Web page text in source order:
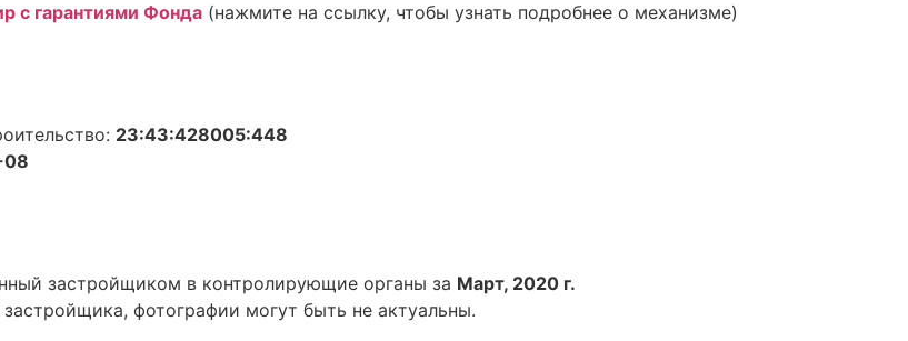
с гарантиями Фонда (нажмите на ссылку, чтобы узнать подробнее о механизме)
23:43:428005:448
08
застройщиком в контролирующие органы за Март, 2020 г.
фотографии могут быть не актуальны.